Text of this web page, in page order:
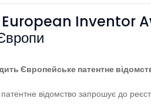
Inventor
Європейське патентне
відомство запрошує до